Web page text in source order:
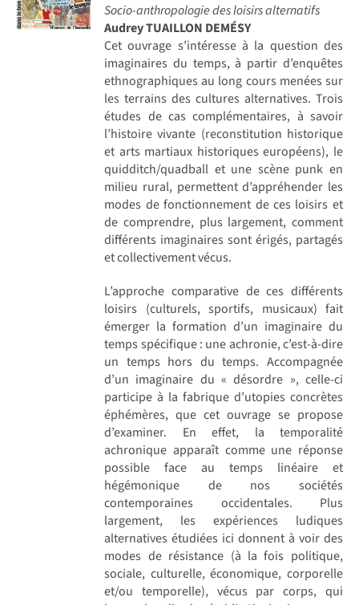
Socio-anthropologie des loisirs alternatifs
Audrey TUAILLON DEMÉSY
Cet ouvrage s’intéresse à la question des
imaginaires du temps, à partir d’enquêtes
ethnographiques au long cours menées sur
les terrains des cultures alternatives. Trois
études de cas complémentaires, à savoir
l’histoire vivante (reconstitution historique
et arts martiaux historiques européens), le
quidditch/quadball et une scène punk en
milieu rural, permettent d’appréhender les
modes de fonctionnement de ces loisirs et
de comprendre, plus largement, comment
différents imaginaires sont érigés, partagés
et collectivement vécus.
L’approche comparative de ces différents
loisirs (culturels, sportifs, musicaux) fait
émerger la formation d’un imaginaire du
temps spécifique : une achronie, c’est-à-dire
un temps hors du temps. Accompagnée
d’un imaginaire du « désordre », celle-ci
participe à la fabrique d’utopies concrètes
éphémères, que cet ouvrage se propose
d’examiner. En effet, la temporalité
achronique apparaît comme une réponse
possible face au temps linéaire et
hégémonique de nos sociétés
contemporaines occidentales. Plus
largement, les expériences ludiques
alternatives étudiées ici donnent à voir des
modes de résistance (à la fois politique,
sociale, culturelle, économique, corporelle
et/ou temporelle), vécus par corps, qui